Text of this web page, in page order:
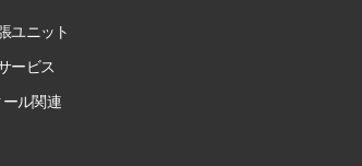
ユニット
ービス
ル関連